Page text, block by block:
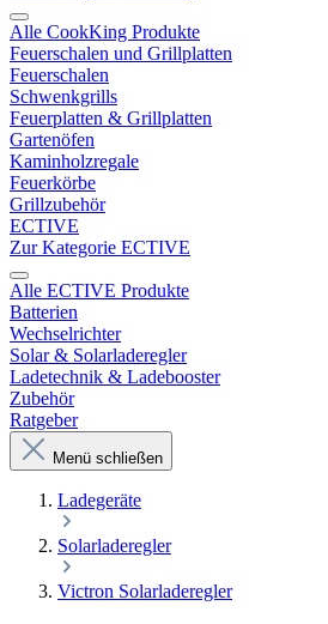
Alle CookKing Produkte
Feuerschalen und Grillplatten
Feuerschalen
Schwenkgrills
Feuerplatten & Grillplatten
Gartenöfen
Kaminholzregale
Feuerkörbe
Grillzubehör
ECTIVE
Zur Kategorie ECTIVE
Alle ECTIVE Produkte
Batterien
Wechselrichter
Solar & Solarladeregler
Ladetechnik & Ladebooster
Zubehör
Ratgeber
Menü schließen
Ladegeräte
Solarladeregler
Victron Solarladeregler